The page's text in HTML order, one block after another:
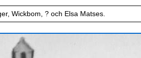
Wickbom, ? och Elsa Matses.